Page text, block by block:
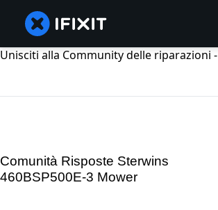
Unisciti alla Community delle riparazioni -
Comunità Risposte Sterwins
460BSP500E-3 Mower